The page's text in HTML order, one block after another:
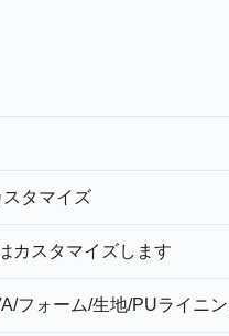
タマイズ
カスタマイズします
フォーム/生地/PUライニ